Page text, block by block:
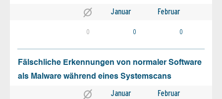
Januar Februar
0 0 0
Fälschliche Erkennungen von normaler Software
als Malware während eines Systemscans
Januar Februar